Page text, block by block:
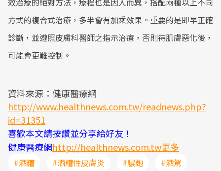
方式的複合式治療，多半會有加乘效果。重要的是即早正確
診斷，並遵照皮膚科醫師之指示治療，否則待肌膚惡化後，
可能會更難控制。
資料來源：健康醫療網
http://www.healthnews.com.tw/readnews.php?
id=31351
喜歡本文請按讚並分享給好友！
健康醫療網http://healthnews.com.tw更多
#酒糟 #酒糟性皮膚炎 #膿皰
#酒駕